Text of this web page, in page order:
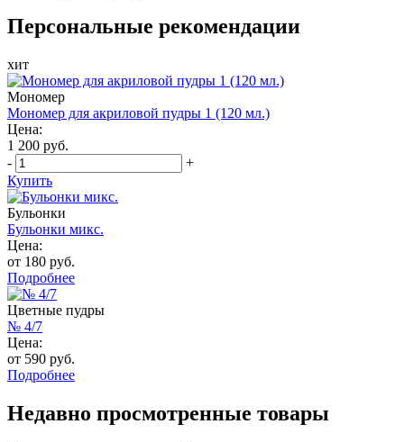
Персональные рекомендации
хит
Мономер
Мономер для акриловой пудры 1 (120 мл.)
Цена:
1 200 руб.
-
+
Купить
Бульонки
Бульонки микс.
Цена:
от 180 руб.
Подробнее
Цветные пудры
№ 4/7
Цена:
от 590 руб.
Подробнее
Недавно просмотренные товары